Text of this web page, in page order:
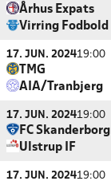
Århus Expats
Virring Fodbold
17. JUN. 202419:00
TMG
AIA/Tranbjerg
17. JUN. 202419:00
FC Skanderborg
Ulstrup IF
17. JUN. 202419:00